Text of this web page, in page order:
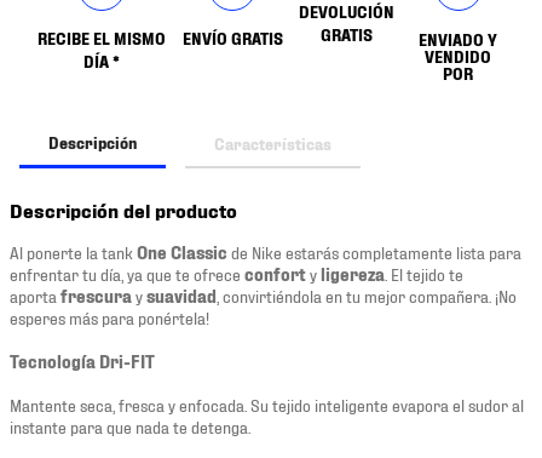
RECIBE EL MISMO
DÍA *
ENVÍO GRATIS
DEVOLUCIÓN
GRATIS
ENVIADO Y
VENDIDO
POR
Descripción Características
Descripción del producto
Al ponerte la tank One Classic de Nike estarás completamente lista para
enfrentar tu día, ya que te ofrece confortyligereza . El tejido te
aporta frescura ysuavidad , convirtiéndola en tu mejor compañera. ¡No
esperes más para ponértela!
Tecnología Dri-FIT
Mantente seca, fresca y enfocada. Su tejido inteligente evapora el sudor al
instante para que nada te detenga.